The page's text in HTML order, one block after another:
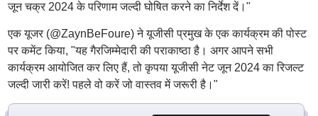
जून चक्र 2024 के परिणाम जल्दी घोषित करने का निर्देश दें।"
एक यूजर (@ZaynBeFoure) ने यूजीसी प्रमुख के एक कार्यक्रम की पोस्ट
पर कमेंट किया, "यह गैरजिम्मेदारी की पराकाष्ठा है। अगर आपने सभी
कार्यक्रम आयोजित कर लिए हैं, तो कृपया यूजीसी नेट जून 2024 का रिजल्ट
जल्दी जारी करें! पहले वो करें जो वास्तव में जरूरी है।"